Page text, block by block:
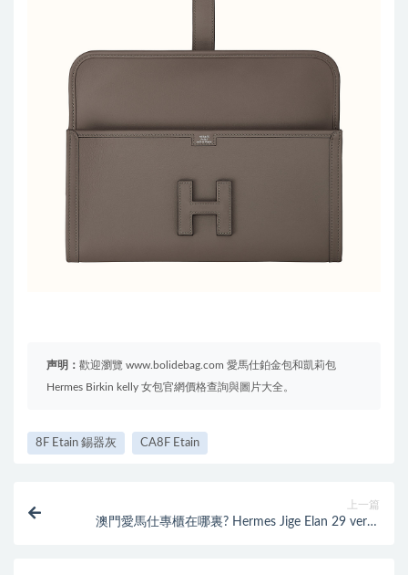
声明： 歡迎瀏覽 www.bolidebag.com 愛馬仕鉑金包和凱莉包
Hermes Birkin kelly 女包官網價格查詢與圖片大全。
8F Etain 錫器灰 CA8F Etain
上一篇
澳門愛馬仕專櫃在哪裏? Hermes Jige Elan 29 verso